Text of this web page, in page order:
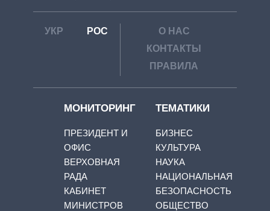
УКР РОС
О НАС
КОНТАКТЫ
ПРАВИЛА
МОНИТОРИНГ
ПРЕЗИДЕНТ И
ОФИС
ВЕРХОВНАЯ
РАДА
КАБИНЕТ
МИНИСТРОВ
ТЕМАТИКИ
БИЗНЕС
КУЛЬТУРА
НАУКА
НАЦИОНАЛЬНАЯ
БЕЗОПАСНОСТЬ
ОБЩЕСТВО